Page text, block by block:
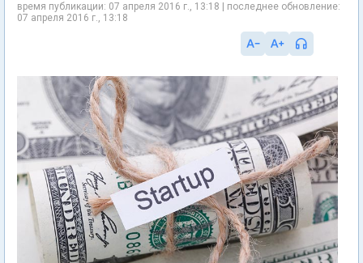
время публикации: 07 апреля 2016 г., 13:18 | последнее обновление:
07 апреля 2016 г., 13:18